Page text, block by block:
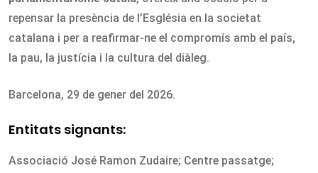
repensar la presència de l’Església en la societat
catalana i per a reafirmar-ne el compromís amb el país,
la pau, la justícia i la cultura del diàleg.
Barcelona, 29 de gener del 2026.
Entitats signants:
Associació José Ramon Zudaire; Centre passatge;